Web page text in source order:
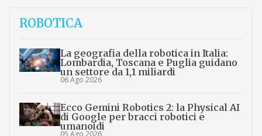
ROBOTICA
La geografia della robotica in Italia:
Lombardia, Toscana e Puglia guidano
un settore da 1,1 miliardi
06 Ago 2026
Ecco Gemini Robotics 2: la Physical AI
di Google per bracci robotici e
umanoidi